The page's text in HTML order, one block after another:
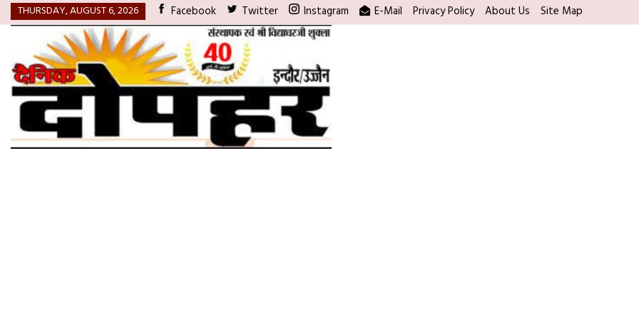
THURSDAY, AUGUST 6, 2026 Facebook Twitter Instagram E-Mail Privacy Policy About Us Site Map